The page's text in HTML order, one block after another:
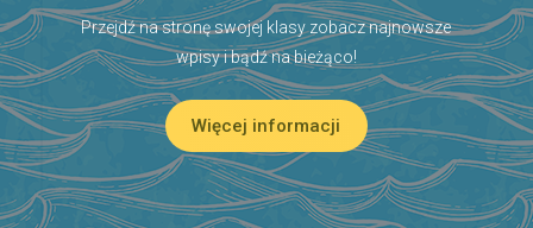
Przejdź na stronę swojej klasy zobacz najnowsze
wpisy i bądź na bieżąco!
Więcej informacji